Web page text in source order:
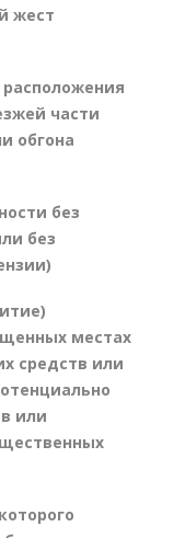
жест
части
обгона
без
без
местах
средств или
или